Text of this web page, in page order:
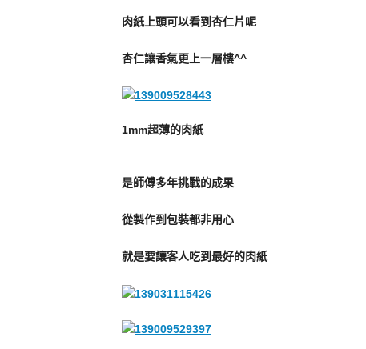
肉紙上頭可以看到杏仁片呢
杏仁讓香氣更上一層樓^^
1mm超薄的肉紙
是師傅多年挑戰的成果
從製作到包裝都非用心
就是要讓客人吃到最好的肉紙